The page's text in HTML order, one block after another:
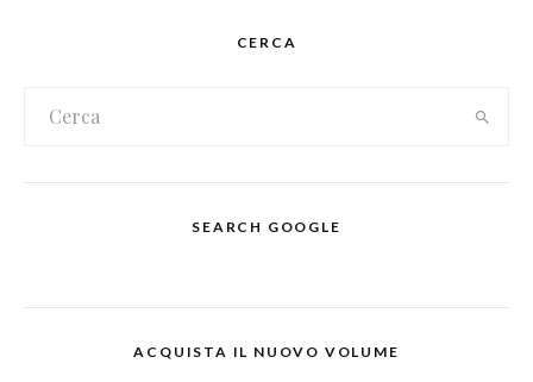
CERCA
SEARCH GOOGLE
ACQUISTA IL NUOVO VOLUME